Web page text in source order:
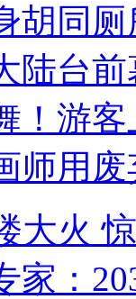
胡同
陆台
！游客
师用
大火
家：